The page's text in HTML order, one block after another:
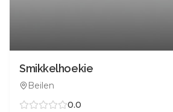
Smikkelhoekie
Beilen
0.0